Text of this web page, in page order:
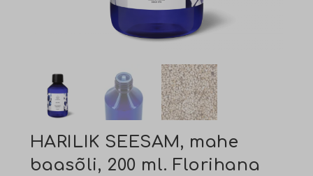
HARILIK SEESAM, mahe
baasõli, 200 ml. Florihana